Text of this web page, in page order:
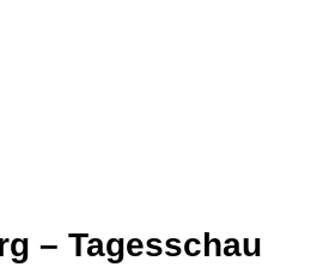
– Tagesschau